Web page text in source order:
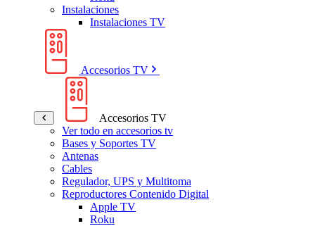
Instalaciones
Instalaciones TV
Accesorios TV
Accesorios TV
Ver todo en accesorios tv
Bases y Soportes TV
Antenas
Cables
Regulador, UPS y Multitoma
Reproductores Contenido Digital
Apple TV
Roku